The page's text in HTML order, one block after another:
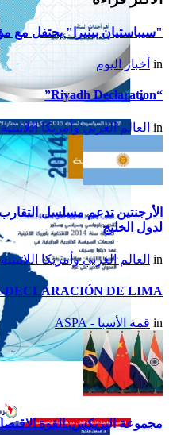
تقرير أمريكا
2015
تقرير أمريكا
2014
"سيباستيان بينيرا" يحتفل مع
in أخبار اليوم
“Riyadh Declaration”
in العالم العربي وأمريكا اللاتينية
الأرجنتين تدعم مسلسل
لدول الخليج
in العالم العربي وأمريكا اللاتينية
DECLARACIÓN DE LIMA
in قمة الأسبا - ASPA
مجموعة البريكس..القوة